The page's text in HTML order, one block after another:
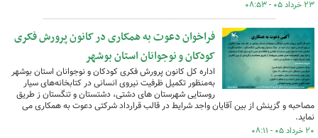
۲۳ خرداد ۰۵ - ۰۸:۵۳
فراخوان دعوت به همکاری در کانون پرورش فکری
کودکان و نوجوانان استان بوشهر
اداره کل کانون پرورش فکری کودکان و نوجوانان استان بوشهر
به‌منظور تکمیل ظرفیت نیروی انسانی در کتابخانه‌های سیار
روستایی شهرستان های دشتی، دشتستان و تنگستان ز طریق
مصاحبه و گزینش از بین آقایان واجد شرایط در قالب قرارداد شرکتی دعوت به همکاری می
نماید.
۲۰ خرداد ۰۵ - ۰۸:۱۱